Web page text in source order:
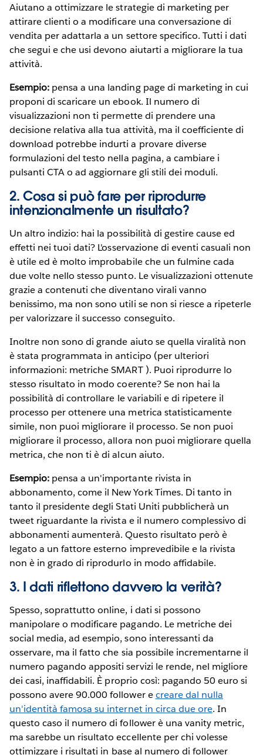
Aiutano a ottimizzare le strategie di marketing per
attirare clienti o a modificare una conversazione di
vendita per adattarla a un settore specifico. Tutti i dati
che segui e che usi devono aiutarti a migliorare la tua
attività.
Esempio: pensa a una landing page di marketing in cui
proponi di scaricare un ebook. Il numero di
visualizzazioni non ti permette di prendere una
decisione relativa alla tua attività, ma il coefficiente di
download potrebbe indurti a provare diverse
formulazioni del testo nella pagina, a cambiare i
pulsanti CTA o ad aggiornare gli stili dei moduli.
2. Cosa si può fare per riprodurre
intenzionalmente un risultato?
Un altro indizio: hai la possibilità di gestire cause ed
effetti nei tuoi dati? L'osservazione di eventi casuali non
è utile ed è molto improbabile che un fulmine cada
due volte nello stesso punto. Le visualizzazioni ottenute
grazie a contenuti che diventano virali vanno
benissimo, ma non sono utili se non si riesce a ripeterle
per valorizzare il successo conseguito.
Inoltre non sono di grande aiuto se quella viralità non
è stata programmata in anticipo (per ulteriori
informazioni: metriche SMART ). Puoi riprodurre lo
stesso risultato in modo coerente? Se non hai la
possibilità di controllare le variabili e di ripetere il
processo per ottenere una metrica statisticamente
simile, non puoi migliorare il processo. Se non puoi
migliorare il processo, allora non puoi migliorare quella
metrica, che non ti è di alcun aiuto.
Esempio: pensa a un'importante rivista in
abbonamento, come il New York Times. Di tanto in
tanto il presidente degli Stati Uniti pubblicherà un
tweet riguardante la rivista e il numero complessivo di
abbonamenti aumenterà. Questo risultato però è
legato a un fattore esterno imprevedibile e la rivista
non è in grado di riprodurlo in modo affidabile.
3. I dati riflettono davvero la verità?
Spesso, soprattutto online, i dati si possono
manipolare o modificare pagando. Le metriche dei
social media, ad esempio, sono interessanti da
osservare, ma il fatto che sia possibile incrementarne il
numero pagando appositi servizi le rende, nel migliore
dei casi, inaffidabili. È proprio così: pagando 50 euro si
possono avere 90.000 follower ecreare dal nulla
un'identità famosa su internet in circa due ore. In
questo caso il numero di follower è una vanity metric,
ma sarebbe un risultato eccellente per chi volesse
ottimizzare i risultati in base al numero di follower